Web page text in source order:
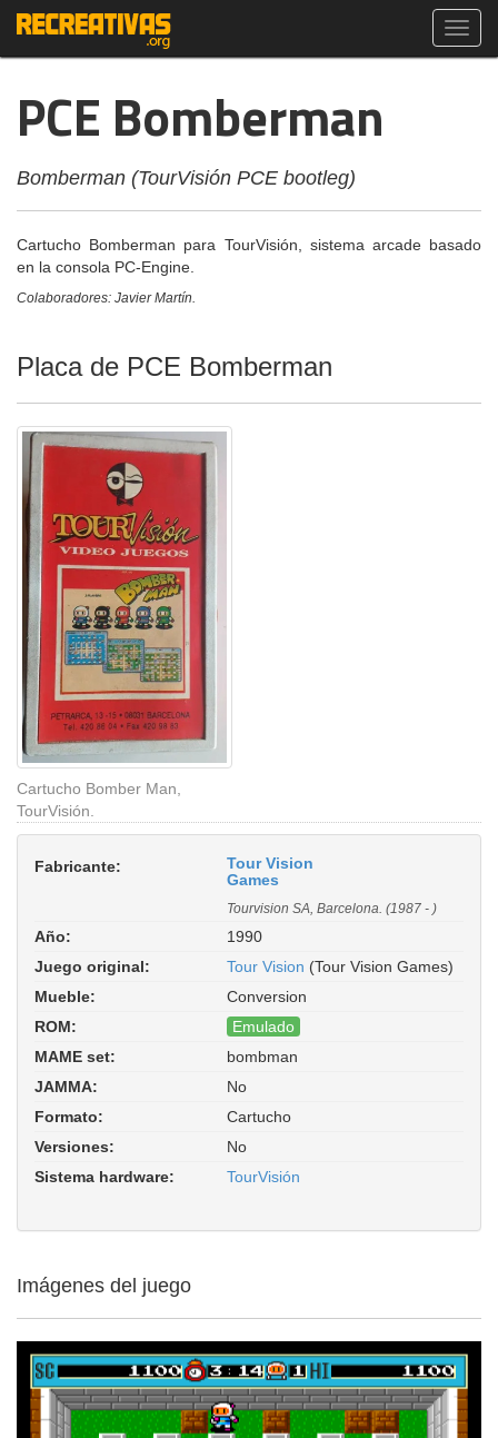
PCE Bomberman
Bomberman (TourVisión PCE bootleg)
Cartucho Bomberman para TourVisión, sistema arcade basado
en la consola PC-Engine.
Colaboradores: Javier Martín.
Placa de PCE Bomberman
Cartucho Bomber Man,
TourVisión.
Fabricante:
Tour Vision
Games
Tourvision SA, Barcelona. (1987 - )
Año:
1990
Juego original:
Tour Vision (Tour Vision Games)
Mueble:
Conversion
ROM:
Emulado
MAME set:
bombman
ROM Parent: tourvis. Driver:
hash/pce_tourvision.xml
JAMMA:
No
Formato:
Cartucho
Versiones:
No
Sistema hardware:
TourVisión
Imágenes del juego